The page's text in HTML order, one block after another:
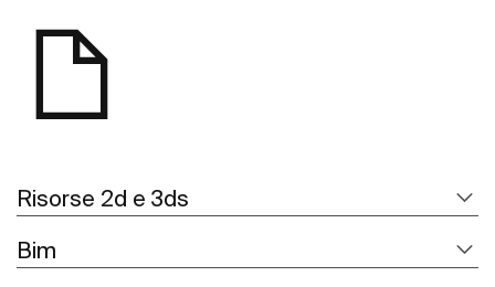
Risorse 2d e 3ds
Bim